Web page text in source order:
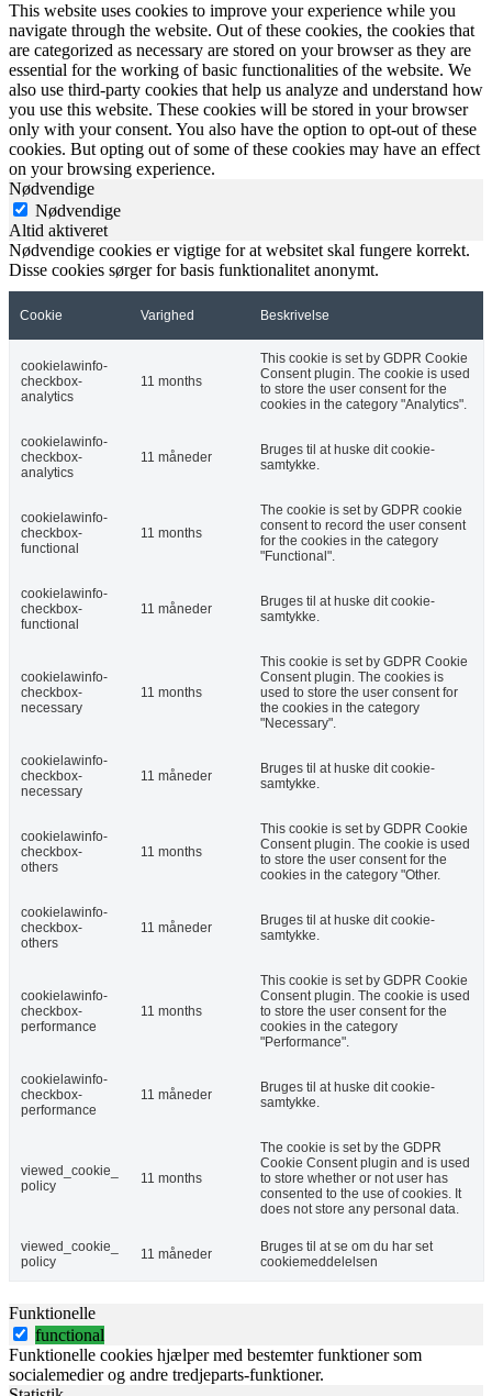
This website uses cookies to improve your experience while you
navigate through the website. Out of these cookies, the cookies that
are categorized as necessary are stored on your browser as they are
essential for the working of basic functionalities of the website. We
also use third-party cookies that help us analyze and understand how
you use this website. These cookies will be stored in your browser
only with your consent. You also have the option to opt-out of these
cookies. But opting out of some of these cookies may have an effect
on your browsing experience.
Nødvendige
Nødvendige
Altid aktiveret
Nødvendige cookies er vigtige for at websitet skal fungere korrekt.
Disse cookies sørger for basis funktionalitet anonymt.
Cookie Varighed Beskrivelse
cookielawinfo-
checkbox-
analytics
11 months
This cookie is set by GDPR Cookie
Consent plugin. The cookie is used
to store the user consent for the
cookies in the category "Analytics".
cookielawinfo-
checkbox-
analytics
11 måneder
Bruges til at huske dit cookie-
samtykke.
cookielawinfo-
checkbox-
functional
11 months
The cookie is set by GDPR cookie
consent to record the user consent
for the cookies in the category
"Functional".
cookielawinfo-
checkbox-
functional
11 måneder
Bruges til at huske dit cookie-
samtykke.
cookielawinfo-
checkbox-
necessary
11 months
This cookie is set by GDPR Cookie
Consent plugin. The cookies is
used to store the user consent for
the cookies in the category
"Necessary".
cookielawinfo-
checkbox-
necessary
11 måneder
Bruges til at huske dit cookie-
samtykke.
cookielawinfo-
checkbox-
others
11 months
This cookie is set by GDPR Cookie
Consent plugin. The cookie is used
to store the user consent for the
cookies in the category "Other.
cookielawinfo-
checkbox-
others
11 måneder
Bruges til at huske dit cookie-
samtykke.
cookielawinfo-
checkbox-
performance
11 months
This cookie is set by GDPR Cookie
Consent plugin. The cookie is used
to store the user consent for the
cookies in the category
"Performance".
cookielawinfo-
checkbox-
performance
11 måneder
Bruges til at huske dit cookie-
samtykke.
viewed_cookie_
policy
11 months
The cookie is set by the GDPR
Cookie Consent plugin and is used
to store whether or not user has
consented to the use of cookies. It
does not store any personal data.
viewed_cookie_
policy
11 måneder
Bruges til at se om du har set
cookiemeddelelsen
Funktionelle
functional
Funktionelle cookies hjælper med bestemter funktioner som
socialemedier og andre tredjeparts-funktioner.